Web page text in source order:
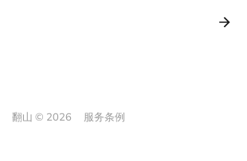
翻山 © 2026 服务条例